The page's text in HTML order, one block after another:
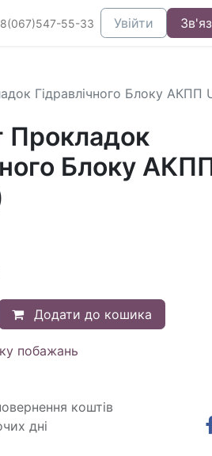
55-33 Увійти
Гідравлічного Блоку АКПП
Прокладок
Блоку
Додати до кошика
побажань
коштів
дні